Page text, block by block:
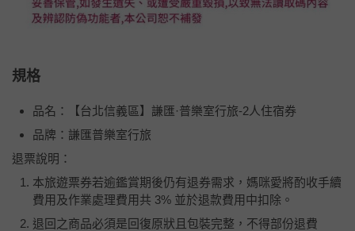
規格
品名：【台北信義區】謙匯·普樂室行旅-2人住宿券
品牌：謙匯普樂室行旅
退票說明：
本旅遊票券若逾鑑賞期後仍有退券需求，媽咪愛將酌收手續
費用及作業處理費用共 3% 並於退款費用中扣除。
退回之商品必須是回復原狀且包裝完整，不得部份退費